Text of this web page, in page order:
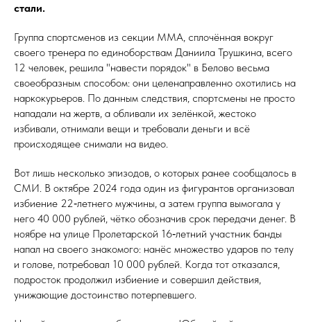
стали.
Группа спортсменов из секции ММА, сплочённая вокруг
своего тренера по единоборствам Даниила Трушкина, всего
12 человек, решила "навести порядок" в Белово весьма
своеобразным способом: они целенаправленно охотились на
наркокурьеров. По данным следствия, спортсмены не просто
нападали на жертв, а обливали их зелёнкой, жестоко
избивали, отнимали вещи и требовали деньги и всё
происходящее снимали на видео.
Вот лишь несколько эпизодов, о которых ранее сообщалось в
СМИ. В октябре 2024 года один из фигурантов организовал
избиение 22‑летнего мужчины, а затем группа вымогала у
него 40 000 рублей, чётко обозначив срок передачи денег. В
ноябре на улице Пролетарской 16‑летний участник банды
напал на своего знакомого: нанёс множество ударов по телу
и голове, потребовал 10 000 рублей. Когда тот отказался,
подросток продолжил избиение и совершил действия,
унижающие достоинство потерпевшего.